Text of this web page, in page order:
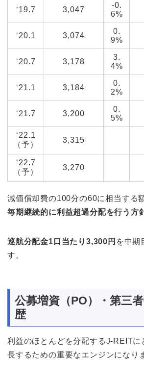
‘19.7 3,047
-0.
6%
‘20.1 3,074
0.
9%
‘20.7 3,178
3.
4%
‘21.1 3,184
0.
2%
‘21.7 3,200
0.
5%
‘22.1
（予）
3,315
‘22.7
（予）
3,270
減価償却費の100分の60に相当する
毎期継続的に利益超過分配を行う方
巡航分配金1口当たり3,300円 を中期
す。
公募増資（PO）・第三
歴
利益のほとんどを分配するJ-REITに
長するための重要なエンジンになり